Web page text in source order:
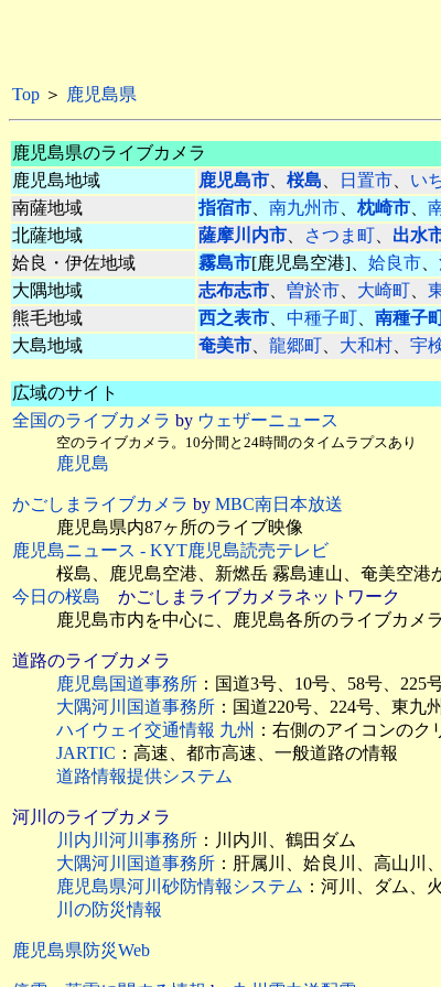
Top ＞ 鹿児島県
鹿児島県のライブカメラ
鹿児島地域
鹿児島市、 桜島、 日置市、 い
南薩地域
指宿市、 南九州市、 枕崎市、
北薩地域
薩摩川内市、 さつま町、 出水
姶良・伊佐地域
霧島市[鹿児島空港]、 姶良市、
大隅地域
志布志市、 曽於市、 大崎町、
熊毛地域
西之表市、 中種子町、 南種子
大島地域
奄美市、 龍郷町、 大和村、 宇
広域のサイト
全国のライブカメラ by ウェザーニュース
空のライブカメラ。10分間と24時間のタイムラプスあり
鹿児島
かごしまライブカメラ by MBC南日本放送
鹿児島県内87ヶ所のライブ映像
鹿児島ニュース - KYT鹿児島読売テレビ
桜島、鹿児島空港、新燃岳 霧島連山、奄美空港
今日の桜島 かごしまライブカメラネットワーク
鹿児島市内を中心に、鹿児島各所のライブカメ
道路のライブカメラ
鹿児島国道事務所 ：国道3号、10号、58号、225
大隅河川国道事務所 ：国道220号、224号、東九
ハイウェイ交通情報 九州 ：右側のアイコンの
JARTIC ：高速、都市高速、一般道路の情報
道路情報提供システム
河川のライブカメラ
川内川河川事務所 ：川内川、鶴田ダム
大隅河川国道事務所 ：肝属川、姶良川、高山川
鹿児島県河川砂防情報システム ：河川、ダム、
川の防災情報
鹿児島県防災Web